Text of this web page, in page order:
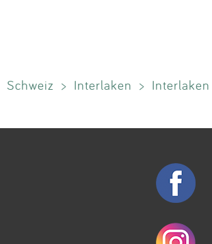
Schweiz > Interlaken > Interlaken